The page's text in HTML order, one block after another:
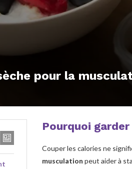
pour la
Pourquoi
Couper les calories ne
musculation peut aider à